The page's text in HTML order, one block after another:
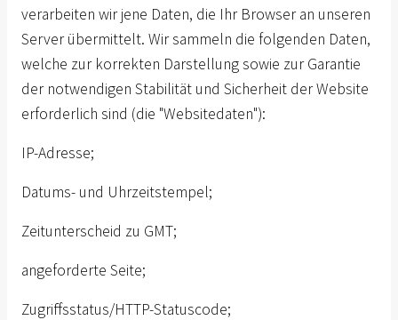
verarbeiten wir jene Daten, die Ihr Browser an unseren
Server übermittelt. Wir sammeln die folgenden Daten,
welche zur korrekten Darstellung sowie zur Garantie
der notwendigen Stabilität und Sicherheit der Website
erforderlich sind (die "Websitedaten"):
IP-Adresse;
Datums- und Uhrzeitstempel;
Zeitunterscheid zu GMT;
angeforderte Seite;
Zugriffsstatus/HTTP-Statuscode;